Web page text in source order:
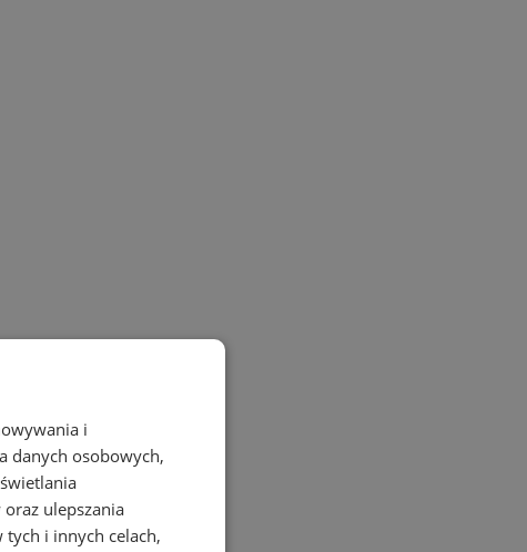
i
danych osobowych,
ulepszania
i innych celach,